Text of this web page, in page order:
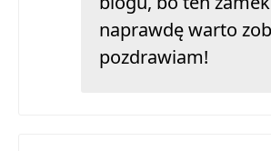
naprawdę warto
pozdrawiam!